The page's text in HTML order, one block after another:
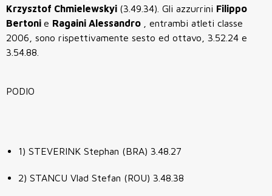
Krzysztof Chmielewskyi (3.49.34). Gli azzurrini Filippo
Bertoni e Ragaini Alessandro
, entrambi atleti classe
2006, sono rispettivamente sesto ed ottavo, 3.52.24 e
3.54.88.
PODIO
1) STEVERINK Stephan (BRA) 3.48.27
2) STANCU Vlad Stefan (ROU) 3.48.38